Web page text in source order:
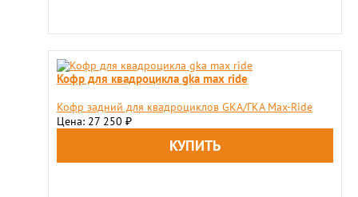
Кофр для квадроцикла gka max ride
​Кофр задний для квадроциклов GKA/ГКА Max-Ride
Цена: 27 250 ₽